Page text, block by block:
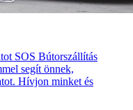
SOS Bútorszállítás
segít önnek,
Hívjon minket és